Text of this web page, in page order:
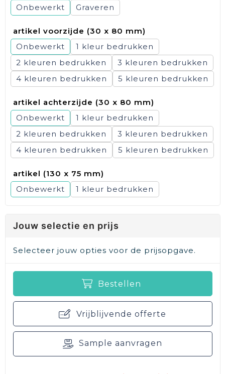
Onbewerkt
Graveren
artikel voorzijde (30 x 80 mm)
Onbewerkt
1
2
3
4
5
artikel achterzijde (30 x 80 mm)
Onbewerkt
1
2
3
4
5
artikel (130 x 75 mm)
Onbewerkt
1
Jouw selectie en prijs
Selecteer jouw opties voor de prijsopgave.
Bestellen
Vrijblijvende offerte
Sample aanvragen